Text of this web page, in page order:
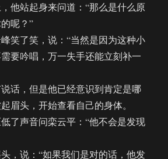
他站起身来问道：“那么是什么原
呢？”
了笑，说：“当然是因为这种小
要吟唱，万一失手还能立刻补一
，但是他已经意识到肯定是哪
眉头，开始查看自己的身体。
声音问栾云平：“他不会是发现
说：“如果我们是对的话，他发